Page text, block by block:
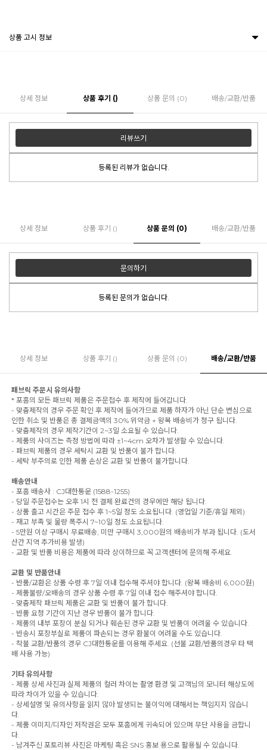
상품 고시 정보
상세 정보 상품 후기 () 상품 문의 (0) 배송/교환/반품
리뷰쓰기
등록된 리뷰가 없습니다.
상세 정보 상품 후기 () 상품 문의 (0) 배송/교환/반품
문의하기
등록된 문의가 없습니다.
상세 정보 상품 후기 () 상품 문의 (0) 배송/교환/반품
패브릭 주문시 유의사항
* 포홈의 모든 패브릭 제품은 주문접수 후 제작에 들어갑니다.
- 맞춤제작의 경우 주문 확인 후 제작에 들어가므로 제품 하자가 아닌 단순 변심으로
인한 취소 및 반품은 총 결제금액의 30% 위약금 + 왕복 배송비가 청구 됩니다.
- 맞춤제작의 경우 제작기간이 2~3일 소요될 수 있습니다.
- 제품의 사이즈는 측정 방법에 따라 ±1~4cm 오차가 발생할 수 있습니다.
- 패브릭 제품의 경우 세탁시 교환 및 반품이 불가 합니다.
- 세탁 부주의로 인한 제품 손상은 교환 및 반품이 불가합니다.
배송안내
- 포홈 배송사 : CJ대한통운 (1588-1255)
- 당일 주문접수는 오후 1시 전 결제 완료건의 경우에만 해당 됩니다.
- 상품 출고 시간은 주문 접수 후 1~5일 정도 소요됩니다. (영업일 기준/휴일 제외)
- 재고 부족 및 물량 폭주시 7~10일 정도 소요됩니다.
- 5만원 이상 구매시 무료배송, 미만 구매시 3,000원의 배송비가 부과 됩니다. (도서
산간 지역 추가비용 발생)
- 교환 및 반품 비용은 제품에 따라 상이하므로 꼭 고객센터에 문의해 주세요.
교환 및 반품안내
- 반품/교환은 상품 수령 후 7일 이내 접수해 주셔야 합니다. (왕복 배송비 6,000원)
- 제품불량/오배송의 경우 상품 수령 후 7일 이내 접수 해주셔야 합니다.
- 맞춤제작 패브릭 제품은 교환 및 반품이 불가 합니다.
- 반품 요청 기간이 지난 경우 반품이 불가 합니다.
- 제품의 내부 포장이 분실 되거나 훼손된 경우 교환 및 반품이 어려울 수 있습니다.
- 반송시 포장부실로 제품이 파손되는 경우 환불이 어려울 수도 있습니다.
- 착불 교환/반품의 경우 CJ대한통운를 이용해 주세요. (선불 교환/반품의경우 타 택
배 사용 가능)
기타 유의사항
- 제품 상세 사진과 실제 제품의 컬러 차이는 촬영 환경 및 고객님의 모니터 해상도에
따라 차이가 있을 수 있습니다.
- 상세설명 및 유의사항을 읽지 않아 발생되는 불이익에 대해서는 책임지지 않습니
다.
- 제품 이미지/디자인 저작권은 모두 포홈에게 귀속되어 있으며 무단 사용을 금합니
다.
- 남겨주신 포토리뷰 사진은 마케팅 혹은 SNS 홍보 용으로 활용될 수 있습니다.